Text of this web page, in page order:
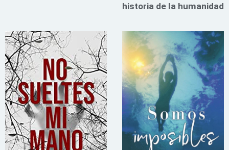
historia de la humanidad